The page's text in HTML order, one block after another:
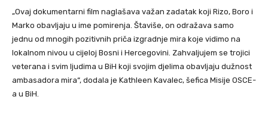
„Ovaj dokumentarni film naglašava važan zadatak koji Rizo, Boro i
Marko obavljaju u ime pomirenja. Štaviše, on odražava samo
jednu od mnogih pozitivnih priča izgradnje mira koje vidimo na
lokalnom nivou u cijeloj Bosni i Hercegovini. Zahvaljujem se trojici
veterana i svim ljudima u BiH koji svojim djelima obavljaju dužnost
ambasadora mira“, dodala je Kathleen Kavalec, šefica Misije OSCE-
a u BiH.